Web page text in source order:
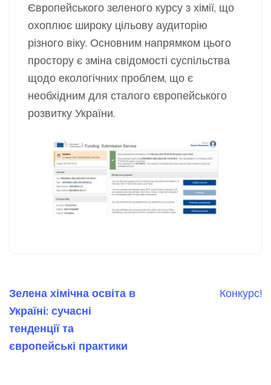
Європейського зеленого курсу з хімії, що
охоплює широку цільову аудиторію
різного віку. Основним напрямком цього
простору є зміна свідомості суспільства
щодо екологічних проблем, що є
необхідним для сталого європейського
розвитку України.
Навігація
записів
Зелена хімічна освіта в
Україні: сучасні
тенденції та
європейські практики
Конкурс!